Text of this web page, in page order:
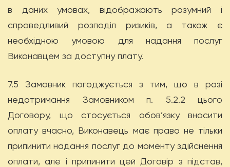
в даних умовах, відображають розумний і
справедливий розподіл ризиків, а також є
необхідною умовою для надання послуг
Виконавцем за доступну плату.
7.5 Замовник погоджується з тим, що в разі
недотримання Замовником п. 5.2.2 цього
Договору, що стосується обов’язку вносити
оплату вчасно, Виконавець має право не тільки
припинити надання послуг до моменту здійснення
оплати, але і припинити цей Договір з підстав,